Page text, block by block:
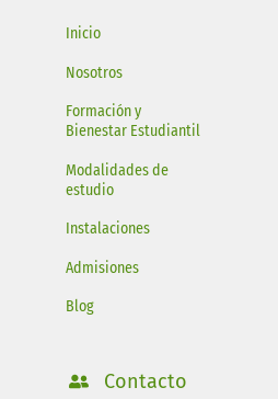
Inicio
Nosotros
Formación y
Bienestar Estudiantil
Modalidades de
estudio
Instalaciones
Admisiones
Blog
Contacto